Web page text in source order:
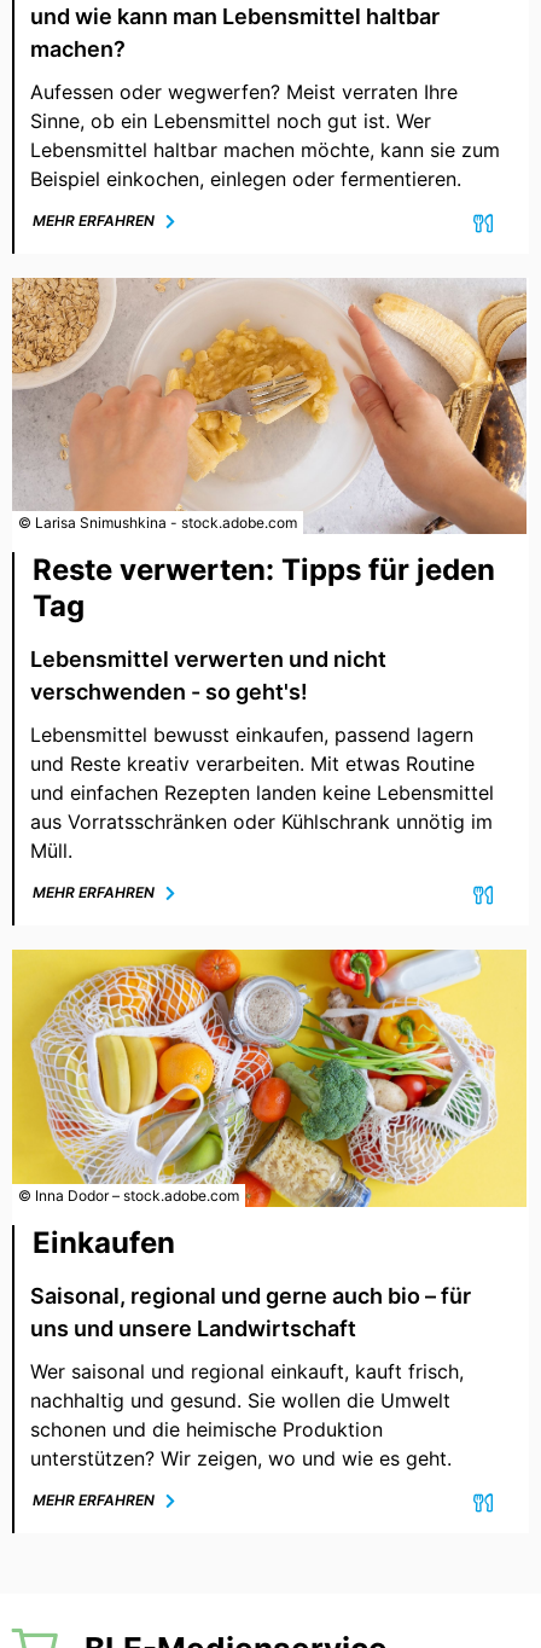
und wie kann man Lebensmittel haltbar
machen?
Aufessen oder wegwerfen? Meist verraten Ihre
Sinne, ob ein Lebensmittel noch gut ist. Wer
Lebensmittel haltbar machen möchte, kann sie zum
Beispiel einkochen, einlegen oder fermentieren.
MEHR ERFAHREN
© Larisa Snimushkina - stock.adobe.com
Reste verwerten: Tipps für jeden
Tag
Lebensmittel verwerten und nicht
verschwenden - so geht's!
Lebensmittel bewusst einkaufen, passend lagern
und Reste kreativ verarbeiten. Mit etwas Routine
und einfachen Rezepten landen keine Lebensmittel
aus Vorratsschränken oder Kühlschrank unnötig im
Müll.
MEHR ERFAHREN
© Inna Dodor – stock.adobe.com
Einkaufen
Saisonal, regional und gerne auch bio – für
uns und unsere Landwirtschaft
Wer saisonal und regional einkauft, kauft frisch,
nachhaltig und gesund. Sie wollen die Umwelt
schonen und die heimische Produktion
unterstützen? Wir zeigen, wo und wie es geht.
MEHR ERFAHREN